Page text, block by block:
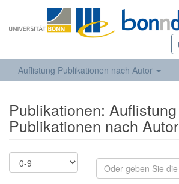
Auflistung Publikationen nach Autor
Publikationen: Auflistung
Publikationen nach Autor